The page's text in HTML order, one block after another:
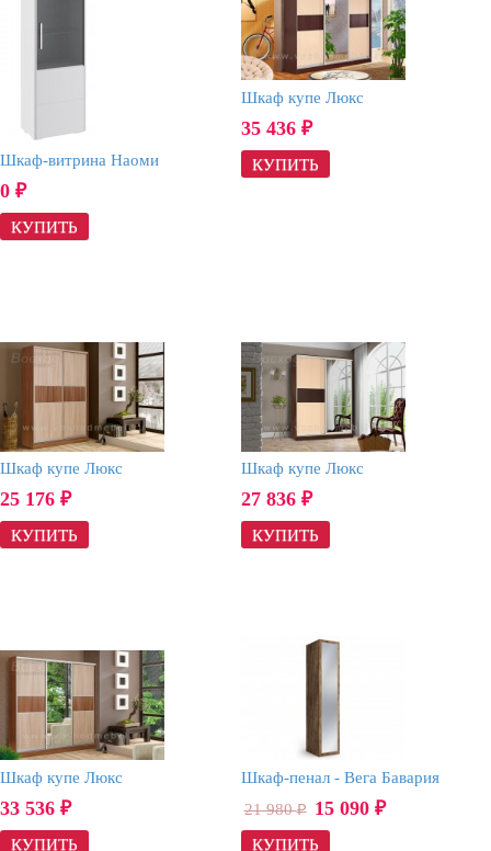
Шкаф-витрина Наоми
0 ₽
Шкаф купе Люкс
35 436 ₽
Шкаф купе Люкс
25 176 ₽
Шкаф купе Люкс
27 836 ₽
Шкаф купе Люкс
33 536 ₽
Шкаф-пенал - Вега Бавария
21 980₽ 15 090 ₽